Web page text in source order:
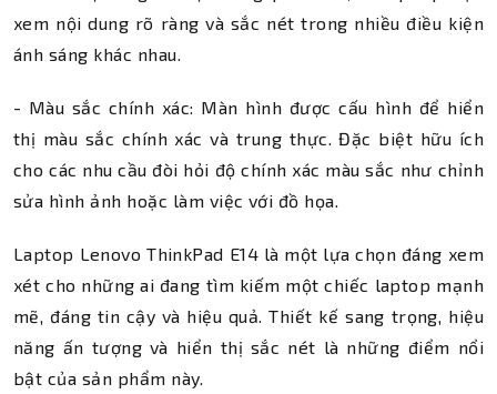
xem nội dung rõ ràng và sắc nét trong nhiều điều kiện
ánh sáng khác nhau.
- Màu sắc chính xác: Màn hình được cấu hình để hiển
thị màu sắc chính xác và trung thực. Đặc biệt hữu ích
cho các nhu cầu đòi hỏi độ chính xác màu sắc như chỉnh
sửa hình ảnh hoặc làm việc với đồ họa.
Laptop Lenovo ThinkPad E14 là một lựa chọn đáng xem
xét cho những ai đang tìm kiếm một chiếc laptop mạnh
mẽ, đáng tin cậy và hiệu quả. Thiết kế sang trọng, hiệu
năng ấn tượng và hiển thị sắc nét là những điểm nổi
bật của sản phẩm này.